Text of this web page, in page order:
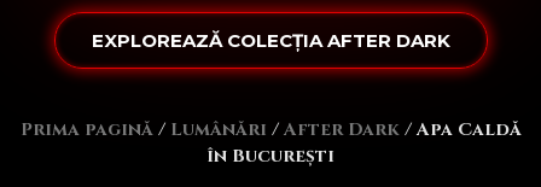
EXPLOREAZĂ COLECȚIA AFTER DARK
Prima pagină/ Lumânări /After Dark/ Apa Caldă
în București